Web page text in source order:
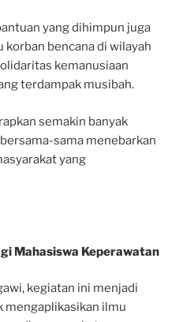
yang dihimpun juga
bencana di wilayah
kemanusiaan
terdampak musibah.
semakin banyak
sama menebarkan
yang
Mahasiswa Keperawatan
kegiatan ini menjadi
mengaplikasikan ilmu